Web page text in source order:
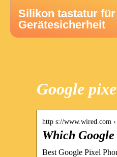
Silikon tastatur
Gerätesicherheit
Google
http s://www.wired.com
Which
Best Google Pixel